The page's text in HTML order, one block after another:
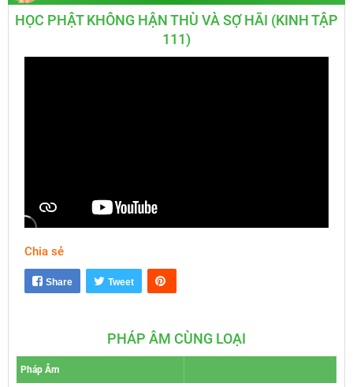
HỌC PHẬT KHÔNG HẬN THÙ VÀ SỢ HÃI (KINH TẬP
111)
Chia sẻ
Share Tweet
PHÁP ÂM CÙNG LOẠI
Pháp Âm